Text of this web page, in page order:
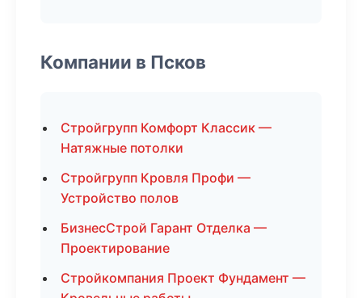
Компании в Псков
Стройгрупп Комфорт Классик —
Натяжные потолки
Стройгрупп Кровля Профи —
Устройство полов
БизнесСтрой Гарант Отделка —
Проектирование
Стройкомпания Проект Фундамент —